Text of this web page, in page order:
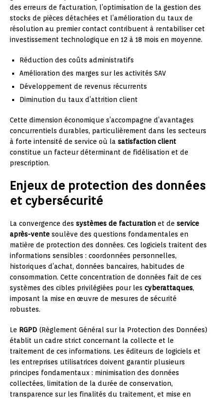
des erreurs de facturation, l’optimisation de la gestion des
stocks de pièces détachées et l’amélioration du taux de
résolution au premier contact contribuent à rentabiliser cet
investissement technologique en 12 à 18 mois en moyenne.
Réduction des coûts administratifs
Amélioration des marges sur les activités SAV
Développement de revenus récurrents
Diminution du taux d’attrition client
Cette dimension économique s’accompagne d’avantages
concurrentiels durables, particulièrement dans les secteurs
à forte intensité de service où la satisfaction client
constitue un facteur déterminant de fidélisation et de
prescription.
Enjeux de protection des données
et cybersécurité
La convergence des systèmes de facturation et de service
après-vente soulève des questions fondamentales en
matière de protection des données. Ces logiciels traitent des
informations sensibles : coordonnées personnelles,
historiques d’achat, données bancaires, habitudes de
consommation. Cette concentration de données fait de ces
systèmes des cibles privilégiées pour les cyberattaques,
imposant la mise en œuvre de mesures de sécurité
robustes.
Le RGPD (Règlement Général sur la Protection des Données)
établit un cadre strict concernant la collecte et le
traitement de ces informations. Les éditeurs de logiciels et
les entreprises utilisatrices doivent garantir plusieurs
principes fondamentaux : minimisation des données
collectées, limitation de la durée de conservation,
transparence sur les finalités du traitement, et mise en